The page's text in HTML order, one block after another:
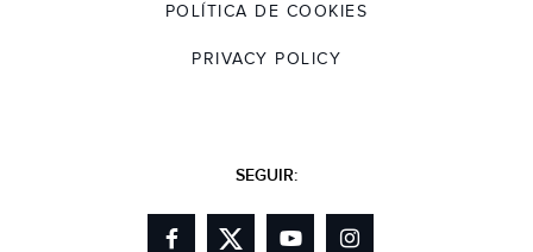
POLÍTICA DE COOKIES
PRIVACY POLICY
SEGUIR: